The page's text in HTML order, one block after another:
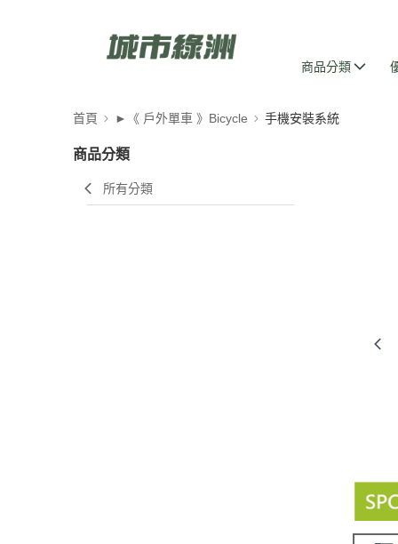
商品分類
首頁 ►《 戶外單車 》Bicycle 手機安裝系統
商品分類
所有分類